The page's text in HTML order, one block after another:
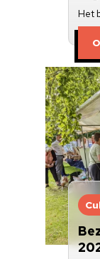
Het